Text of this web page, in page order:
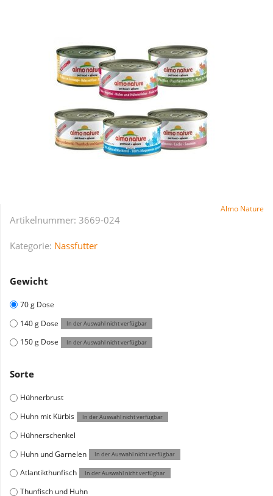
Almo Nature
Artikelnummer: 3669-024
Kategorie: Nassfutter
Gewicht
70 g Dose
140 g Dose
In der Auswahl nicht verfügbar
150 g Dose In der Auswahl nicht verfügbar
Sorte
Hühnerbrust
Huhn mit Kürbis
In der Auswahl nicht verfügbar
Hühnerschenkel
Huhn und Garnelen
In der Auswahl nicht verfügbar
Atlantikthunfisch In der Auswahl nicht verfügbar
Thunfisch und Huhn